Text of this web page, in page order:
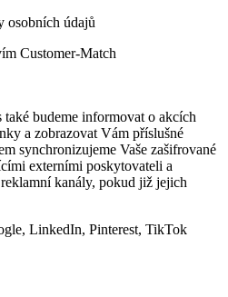
osobních údajů
Customer-Match
také budeme informovat o akcích
a zobrazovat Vám příslušné
synchronizujeme Vaše zašifrované
externími poskytovateli a
kanály, pokud již jejich
LinkedIn, Pinterest, TikTok